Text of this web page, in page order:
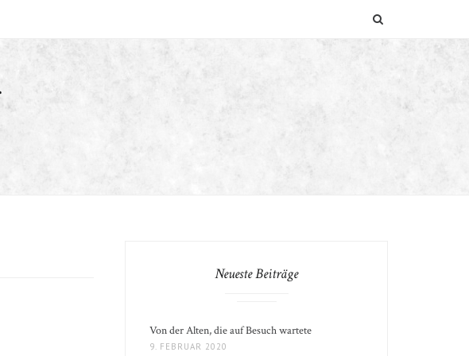
Neueste Beiträge
Von der Alten, die auf Besuch wartete
9. FEBRUAR 2020